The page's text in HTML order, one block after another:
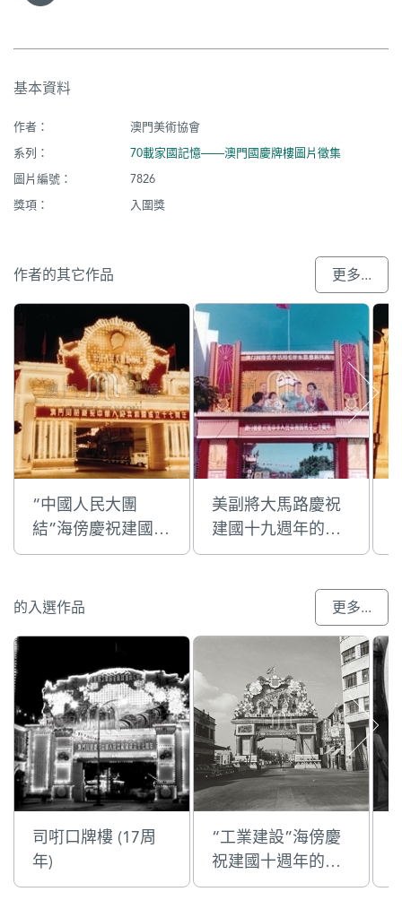
基本資料
作者：
澳門美術協會
系列：
70載家國記憶——澳門國慶牌樓圖片徵集
圖片編號：
7826
獎項：
入圍獎
作者的其它作品 更多...
“中國人民大團
結”海傍慶祝建國十
七週年的國慶牌樓
美副將大馬路慶祝
建國十九週年的國
慶牌樓
的入選作品 更多...
司咑口牌樓 (17周
年)
“工業建設”海傍慶
祝建國十週年的國
慶牌樓